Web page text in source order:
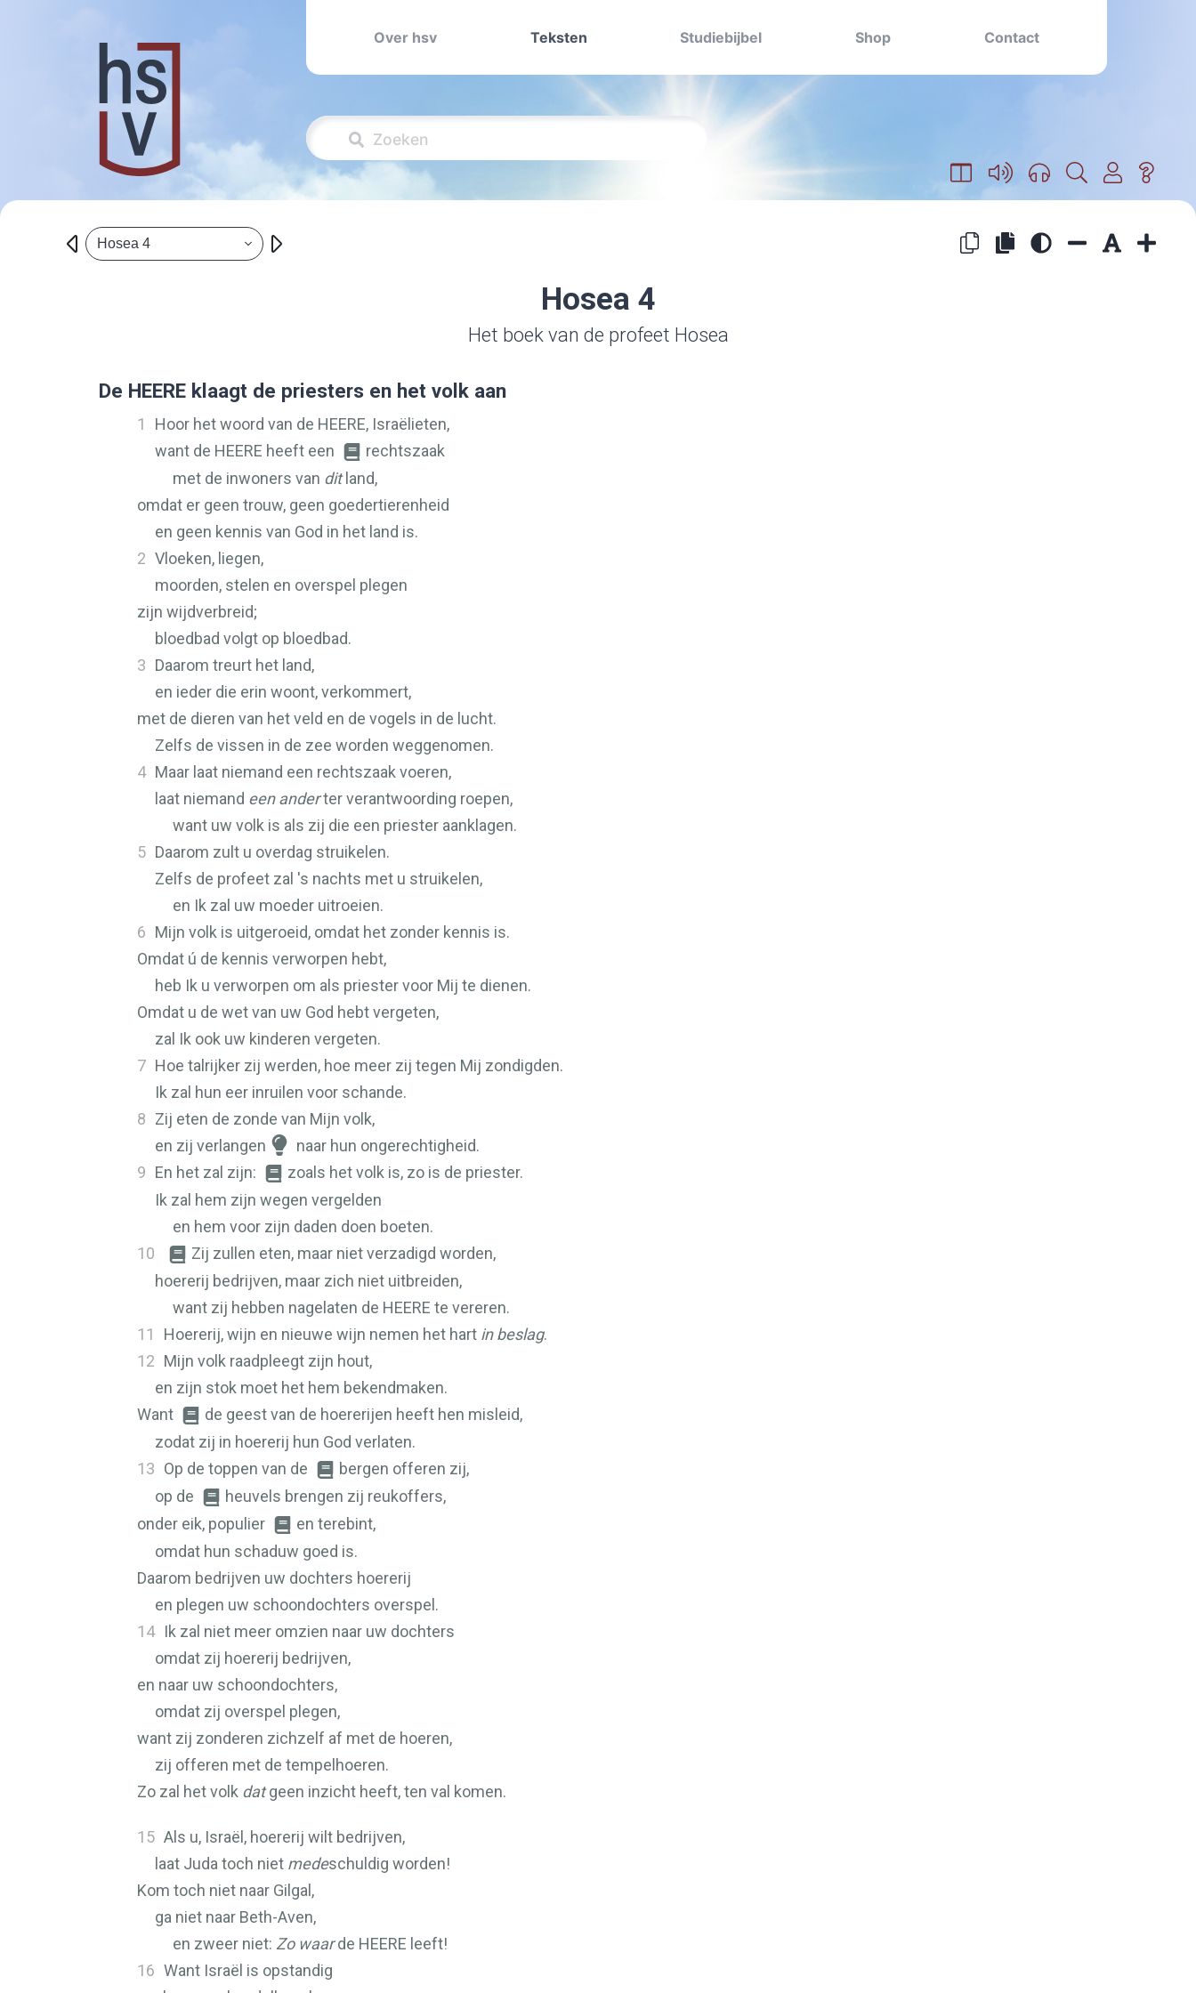
Over hsv Teksten Studiebijbel Shop Contact
Hosea 4
Hosea 4
Het boek van de profeet Hosea
De HEERE klaagt de priesters en het volk aan
1 Hoor het woord van de HEERE, Israëlieten,
want de HEERE heeft een
rechtszaak
met de inwoners van ditland,
omdat er geen trouw, geen goedertierenheid
en geen kennis van God in het land is.
2 Vloeken, liegen,
moorden, stelen en overspel plegen
zijn wijdverbreid;
bloedbad volgt op bloedbad.
3 Daarom treurt het land,
en ieder die erin woont, verkommert,
met de dieren van het veld en de vogels in de lucht.
Zelfs de vissen in de zee worden weggenomen.
4 Maar laat niemand een rechtszaak voeren,
laat niemand een anderter verantwoording roepen,
want uw volk is als zij die een priester aanklagen.
5 Daarom zult u overdag struikelen.
Zelfs de profeet zal 's nachts met u struikelen,
en Ik zal uw moeder uitroeien.
6 Mijn volk is uitgeroeid, omdat het zonder kennis is.
Omdat ú de kennis verworpen hebt,
heb Ik u verworpen om als priester voor Mij te dienen.
Omdat u de wet van uw God hebt vergeten,
zal Ik ook uw kinderen vergeten.
7 Hoe talrijker zij werden, hoe meer zij tegen Mij zondigden.
Ik zal hun eer inruilen voor schande.
8 Zij eten de zonde van Mijn volk,
en zij verlangen
naar hun ongerechtigheid.
9 En het zal zijn:
zoals het volk is, zo is de priester.
Ik zal hem zijn wegen vergelden
en hem voor zijn daden doen boeten.
10
Zij zullen eten, maar niet verzadigd worden,
hoererij bedrijven, maar zich niet uitbreiden,
want zij hebben nagelaten de HEERE te vereren.
11
Hoererij, wijn en nieuwe wijn nemen het hart in beslag.
12 Mijn volk raadpleegt zijn hout,
en zijn stok moet het hem bekendmaken.
Want
de geest van de hoererijen heeft hen misleid,
zodat zij in hoererij hun God verlaten.
13 Op de toppen van de
bergen offeren zij,
op de
heuvels brengen zij reukoffers,
onder eik, populier
en terebint,
omdat hun schaduw goed is.
Daarom bedrijven uw dochters hoererij
en plegen uw schoondochters overspel.
14 Ik zal niet meer omzien naar uw dochters
omdat zij hoererij bedrijven,
en naar uw schoondochters,
omdat zij overspel plegen,
want zij zonderen zichzelf af met de hoeren,
zij offeren met de tempelhoeren.
Zo zal het volk datgeen inzicht heeft, ten val komen.
15 Als u, Israël, hoererij wilt bedrijven,
laat Juda toch niet medeschuldig worden!
Kom toch niet naar Gilgal,
ga niet naar Beth-Aven,
en zweer niet: Zo waarde HEERE leeft!
16 Want Israël is opstandig